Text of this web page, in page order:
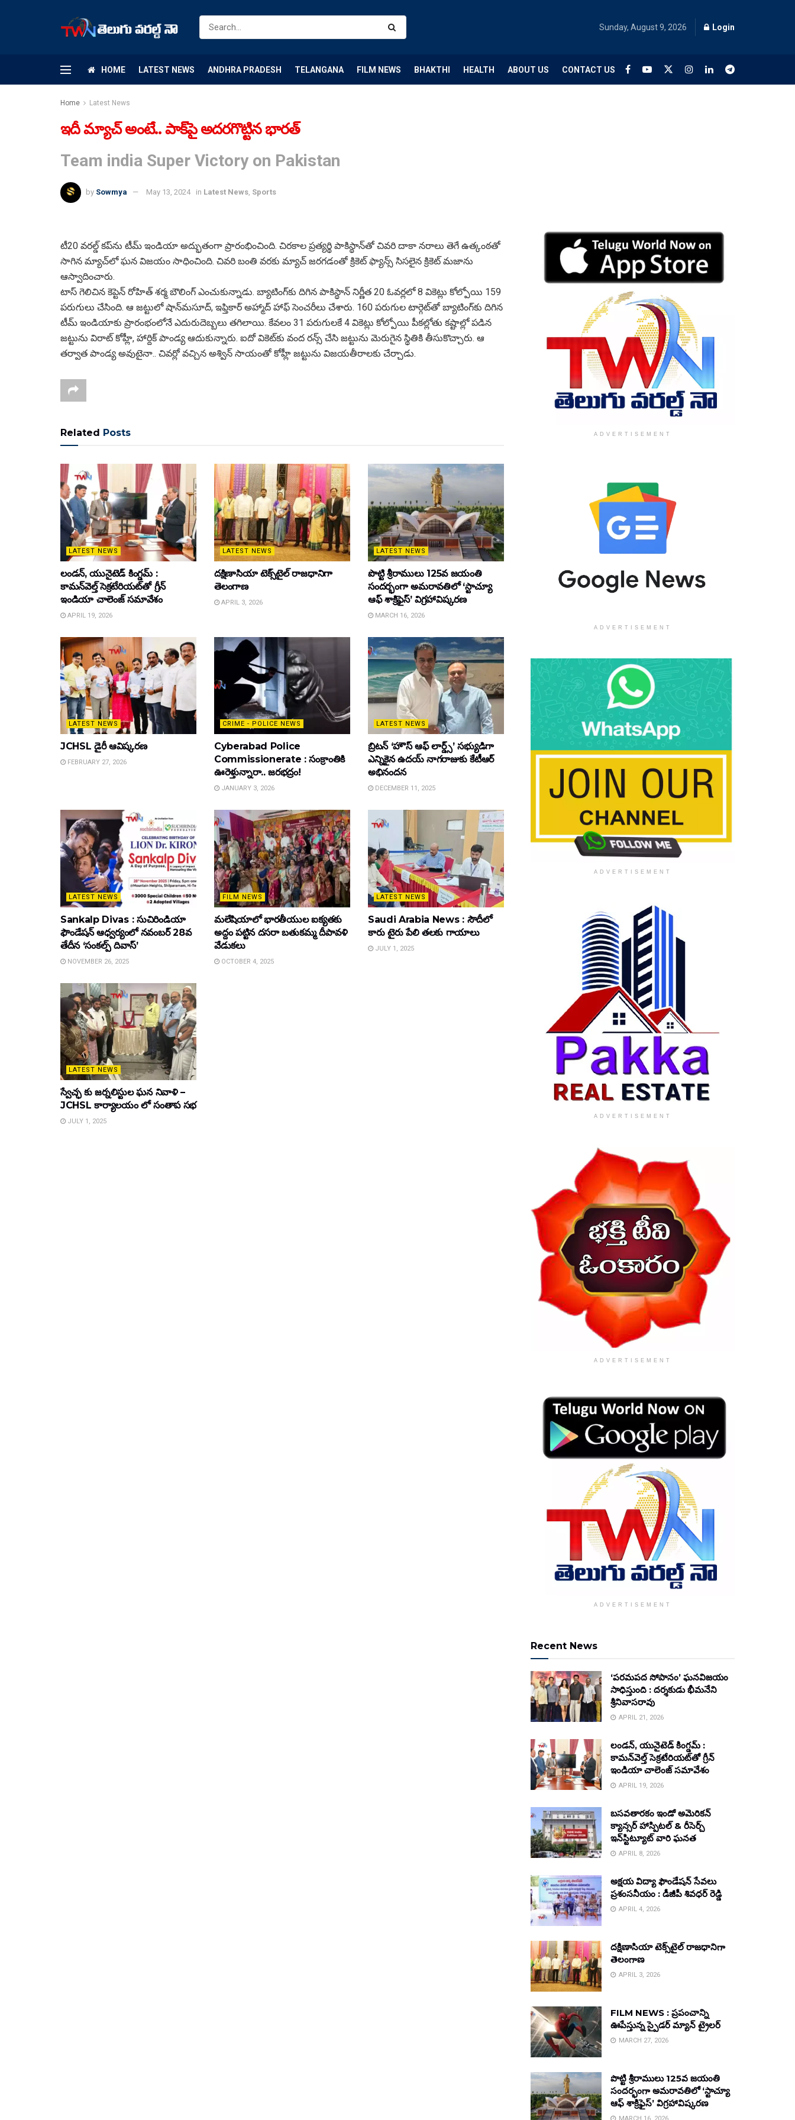
Sunday, August 9, 2026 Login
HOME LATEST NEWS ANDHRA PRADESH TELANGANA FILM NEWS BHAKTHI HEALTH ABOUT US CONTACT US
Home Latest News
ఇదీ మ్యాచ్‌ అంటే.. పాక్‌పై అదరగొట్టిన భారత్‌
Team india Super Victory on Pakistan
by Sowmya May 13, 2024 in Latest News, Sports
టీ20 వరల్డ్‌ కప్‌ను టీమ్‌ ఇండియా అద్భుతంగా ప్రారంభించింది. చిరకాల ప్రత్యర్థి పాకిస్థాన్‌తో చివరి దాకా నరాలు తెగే ఉత్కంఠతో
సాగిన మ్యాచ్‌లో ఘన విజయం సాధించింది. చివరి బంతి వరకు మ్యాచ్‌ జరగడంతో క్రికెట్‌ ఫ్యాన్స్‌ సిసలైన క్రికెట్‌ మజాను
ఆస్వాదించారు.
టాస్‌ గెలిచిన కెప్టెన్‌ రోహిత్‌ శర్మ బౌలింగ్‌ ఎంచుకున్నాడు. బ్యాటింగ్‌కు దిగిన పాకిస్థాన్‌ నిర్ణీత 20 ఓవర్లలో 8 వికెట్లు కోల్పోయి 159
పరుగులు చేసింది. ఆ జట్టులో షాన్‌మసూద్‌, ఇఫ్తికార్‌ అహ్మాద్‌ హాఫ్‌ సెంచరీలు చేశారు. 160 పరుగుల టార్గెట్‌తో బ్యాటింగ్‌కు దిగిన
టీమ్‌ ఇండియాకు ప్రారంభంలోనే ఎదురుదెబ్బలు తగిలాయి. కేవలం 31 పరుగులకే 4 వికెట్లు కోల్పోయి పీకల్లోతు కష్టాల్లో పడిన
జట్టును విరాట్‌ కోహ్లీ, హార్దిక్‌ పాండ్య ఆదుకున్నారు. ఐదో వికెట్‌కు వంద రన్స్‌ చేసి జట్టును మెరుగైన స్థితికి తీసుకొచ్చారు. ఆ
తర్వాత పాండ్య అవుటైనా.. చివర్లో వచ్చిన అశ్విన్‌ సాయంతో కోహ్లీ జట్టును విజయతీరాలకు చేర్చాడు.
Related Posts
LATEST NEWS
లండన్, యునైటెడ్ కింగ్డమ్ :
కామన్‌వెల్త్ సెక్రటేరియట్‌తో గ్రీన్
ఇండియా చాలెంజ్ సమావేశం
APRIL 19, 2026
LATEST NEWS
దక్షిణాసియా టెక్స్‌టైల్ రాజధానిగా
తెలంగాణ
APRIL 3, 2026
LATEST NEWS
పొట్టి శ్రీరాములు 125వ జయంతి
సందర్భంగా అమరావతిలో ‘స్టాచ్యూ
ఆఫ్ శాక్రిఫైస్’ విగ్రహావిష్కరణ
MARCH 16, 2026
LATEST NEWS
JCHSL డైరీ ఆవిష్కరణ
FEBRUARY 27, 2026
CRIME - POLICE NEWS
Cyberabad Police
Commissionerate : సంక్రాంతికి
ఊరెళ్తున్నారా.. జరభద్రం!
JANUARY 3, 2026
LATEST NEWS
బ్రిటన్ ‘హౌస్ ఆఫ్ లార్డ్స్’ సభ్యుడిగా
ఎన్నికైన ఉదయ్ నాగరాజుకు కేటీఆర్
అభినందన
DECEMBER 11, 2025
LATEST NEWS
Sankalp Divas : సుచిరిండియా
ఫౌండేషన్ ఆధ్వర్యంలో నవంబర్ 28వ
తేదీన ‘సంకల్ప్ దివాస్’
NOVEMBER 26, 2025
FILM NEWS
మలేషియాలో భారతీయుల ఐక్యతకు
అద్దం పట్టిన దసరా బతుకమ్మ దీపావళి
వేడుకలు
OCTOBER 4, 2025
LATEST NEWS
Saudi Arabia News : సౌదీలో
కారు టైరు పేలి తలకు గాయాలు
JULY 1, 2025
LATEST NEWS
స్వేచ్ఛ కు జర్నలిస్టుల ఘన నివాళి –
JCHSL కార్యాలయం లో సంతాప సభ
JULY 1, 2025
ADVERTISEMENT
ADVERTISEMENT
ADVERTISEMENT
ADVERTISEMENT
ADVERTISEMENT
ADVERTISEMENT
Recent News
‘పరమపద సోపానం’ ఘనవిజయం
సాధిస్తుంది : దర్శకుడు భీమనేని
శ్రీనివాసరావు
APRIL 21, 2026
లండన్, యునైటెడ్ కింగ్డమ్ :
కామన్‌వెల్త్ సెక్రటేరియట్‌తో గ్రీన్
ఇండియా చాలెంజ్ సమావేశం
APRIL 19, 2026
బసవతారకం ఇండో అమెరికన్
క్యాన్సర్ హాస్పిటల్ & రీసెర్చ్
ఇన్‌స్టిట్యూట్ వారి ఘనత
APRIL 8, 2026
అక్షయ విద్యా ఫౌండేషన్ సేవలు
ప్రశంసనీయం : డీజీపీ శివధర్ రెడ్డి
APRIL 4, 2026
దక్షిణాసియా టెక్స్‌టైల్ రాజధానిగా
తెలంగాణ
APRIL 3, 2026
FILM NEWS : ప్రపంచాన్ని
ఊపేస్తున్న స్పైడర్ మ్యాన్ ట్రైలర్
MARCH 27, 2026
పొట్టి శ్రీరాములు 125వ జయంతి
సందర్భంగా అమరావతిలో ‘స్టాచ్యూ
ఆఫ్ శాక్రిఫైస్’ విగ్రహావిష్కరణ
MARCH 16, 2026